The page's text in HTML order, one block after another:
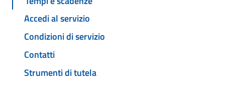
Accedi al servizio
Condizioni di servizio
Contatti
Strumenti di tutela